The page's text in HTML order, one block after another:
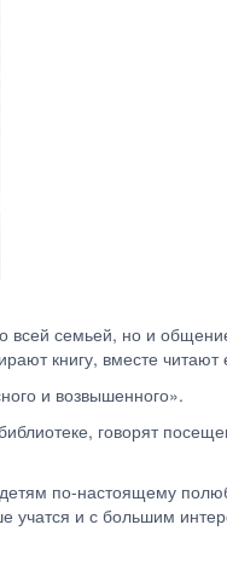
всей семьей, но и
книгу, вместе читают
и возвышенного».
говорят
детям по-настоящему
и с большим